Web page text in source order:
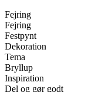
Fejring
Fejring
Festpynt
Dekoration
Tema
Bryllup
Inspiration
Del og gør godt